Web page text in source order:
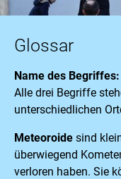
Glossar
Name des
Alle drei Begriffe
unterschiedlichen
Meteoroide sind
überwiegend
verloren haben. Sie